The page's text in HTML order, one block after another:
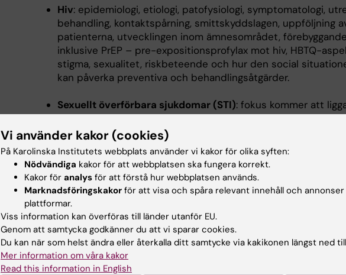
Hiv: epidemiologi, etiologi, patofysiologi, symptomatologi,
behandling, kontaktspårning, smittskyddslagen, uppföljning
patienterna, utvecklingen inom ämnesområdet,
inklusive PrEP – pre-expositionsprofylax mot hiv, HBTQ-
stigma, sexualitet, riskbeteende och hur den social
kan påverka preventiva och behandlingsåtgärder.
Sexuellt överförbara sjukdomar (STI): fokus kommer att
syfilis, gonorré och klamydia avseende epidemiologi, etiologi,
patofysiologi, symptomatologi, utredning inklusive
fallgropar avseende provtagning och laboratoriediagnostiska
behandling, kontaktspårning, smittskyddslagen, uppföljning
patienter, utvecklingen inom ämnesområdet, prevention,
aspekter, sexualitet och hur den social situationen som kan
preventiva och behandlingsåtgärder.
Kontaktuppgifter
Vi använder kakor (cookies)
På Karolinska Institutets webbplats använder vi kakor för olika syften:
Nödvändiga kakor för att webbplatsen ska fungera korrekt.
Kakor för analys för att förstå hur webbplatsen används.
Marknadsföringskakor för att visa och spåra relevant innehåll och
plattformar.
Viss information kan överföras till länder utanför EU.
Genom att samtycka godkänner du att vi sparar cookies.
Du kan när som helst ändra eller återkalla ditt samtycke via kakikonen längst ned
Mer information om våra kakor
Read this information in English